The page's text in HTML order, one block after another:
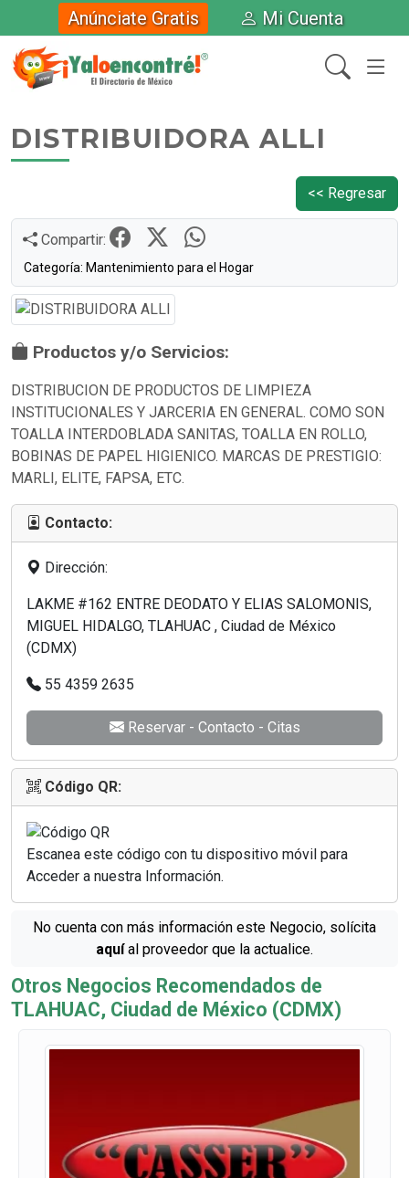
Anúnciate Gratis Mi Cuenta
DISTRIBUIDORA ALLI
<< Regresar
Compartir:
Categoría: Mantenimiento para el Hogar
Productos y/o Servicios:
DISTRIBUCION DE PRODUCTOS DE LIMPIEZA
INSTITUCIONALES Y JARCERIA EN GENERAL. COMO SON
TOALLA INTERDOBLADA SANITAS, TOALLA EN ROLLO,
BOBINAS DE PAPEL HIGIENICO. MARCAS DE PRESTIGIO:
MARLI, ELITE, FAPSA, ETC.
Contacto:
Dirección:
LAKME #162 ENTRE DEODATO Y ELIAS SALOMONIS,
MIGUEL HIDALGO, TLAHUAC , Ciudad de México
(CDMX)
55 4359 2635
Reservar - Contacto - Citas
Código QR:
Escanea este código con tu dispositivo móvil para
Acceder a nuestra Información.
No cuenta con más información este Negocio, solícita
aquíal proveedor que la actualice.
Otros Negocios Recomendados de
TLAHUAC, Ciudad de México (CDMX)